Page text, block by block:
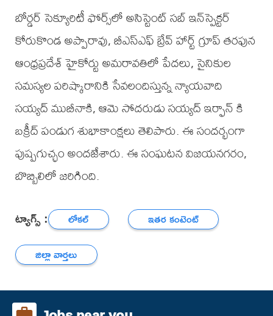
బోర్డర్ సెక్యూరిటీ ఫోర్స్‌లో అసిస్టెంట్ సబ్ ఇన్‌స్పెక్టర్
కోరుకొండ అప్పారావు, బీఎస్ఎఫ్ బ్రేవ్ హార్ట్ గ్రూప్ తరఫున
ఆంధ్రప్రదేశ్ హైకోర్టు అమరావతిలో పేదలు, సైనికుల
సమస్యల పరిష్కారానికి సేవలందిస్తున్న న్యాయవాది
సయ్యద్ ముబీనాకి, ఆమె సోదరుడు సయ్యద్ ఇర్ఫాన్ కి
బక్రీద్ పండుగ శుభాకాంక్షలు తెలిపారు. ఈ సందర్భంగా
పుష్పగుచ్ఛం అందజేశారు. ఈ సంఘటన విజయనగరం,
బొబ్బిలిలో జరిగింది.
ట్యాగ్స్ : లోకల్
ఇతర కంటెంట్
జిల్లా వార్తలు